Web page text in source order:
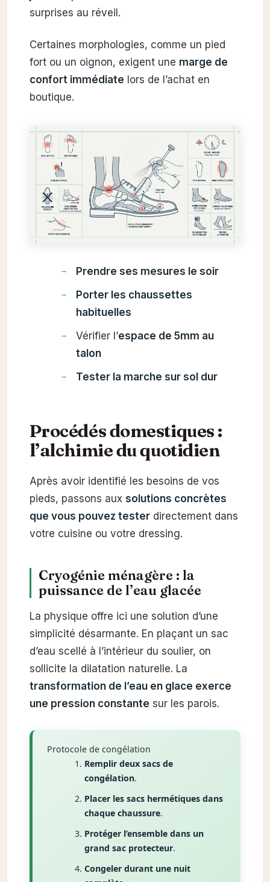
surprises au réveil.
Certaines morphologies, comme un pied
fort ou un oignon, exigent une marge de
confort immédiate lors de l’achat en
boutique.
Prendre ses mesures le soir
Porter les chaussettes
habituelles
Vérifier l’espace de 5mm au
talon
Tester la marche sur sol dur
Procédés domestiques :
l’alchimie du quotidien
Après avoir identifié les besoins de vos
pieds, passons aux solutions concrètes
que vous pouvez testerdirectement dans
votre cuisine ou votre dressing.
Cryogénie ménagère : la
puissance de l’eau glacée
La physique offre ici une solution d’une
simplicité désarmante. En plaçant un sac
d’eau scellé à l’intérieur du soulier, on
sollicite la dilatation naturelle. La
transformation de l’eau en glace exerce
une pression constante sur les parois.
Protocole de congélation
Remplir deux sacs de
congélation.
Placer les sacs hermétiques dans
chaque chaussure.
Protéger l’ensemble dans un
grand sac protecteur.
Congeler durant une nuit